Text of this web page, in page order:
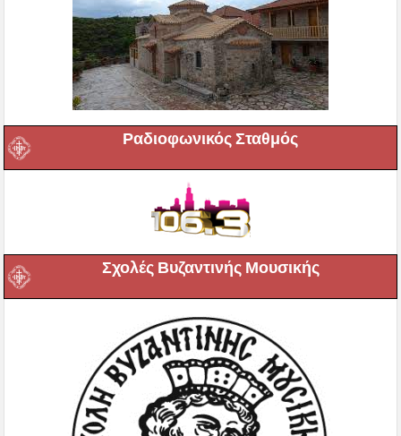
Ραδιοφωνικός Σταθμός
Σχολές Βυζαντινής Μουσικής